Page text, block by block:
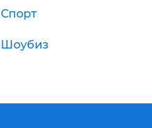
Спорт
Шоубиз